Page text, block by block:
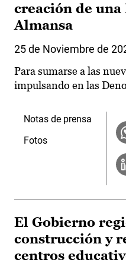
creación de
Almansa
25 de Noviembre de
Para sumarse a las
impulsando en las
Notas de prensa
Fotos
El Gobierno
construcción y
centros